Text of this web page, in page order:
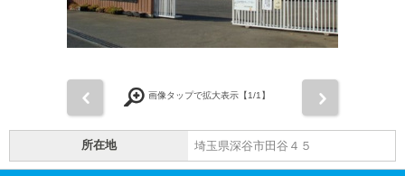
画像タップで拡大表示【1/1】
所在地 埼玉県深谷市田谷４５